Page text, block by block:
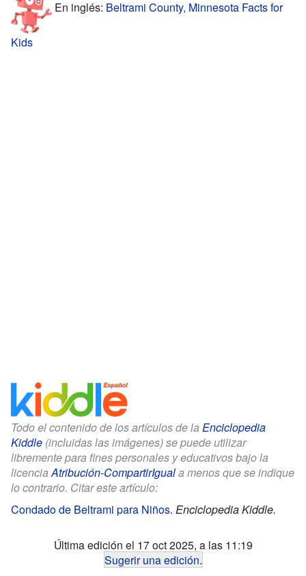
En inglés: Beltrami County, Minnesota Facts for
Kids
Todo el contenido de los artículos de la Enciclopedia
Kiddle (incluidas las imágenes) se puede utilizar
libremente para fines personales y educativos bajo la
licenciaAtribución-CompartirIguala menos que se indique
lo contrario. Citar este artículo:
Condado de Beltrami para Niños. Enciclopedia Kiddle.
Última edición el 17 oct 2025, a las 11:19
Sugerir una edición.